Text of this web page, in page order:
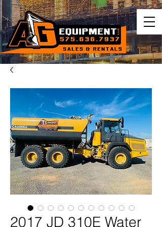
2017 JD 310E Water